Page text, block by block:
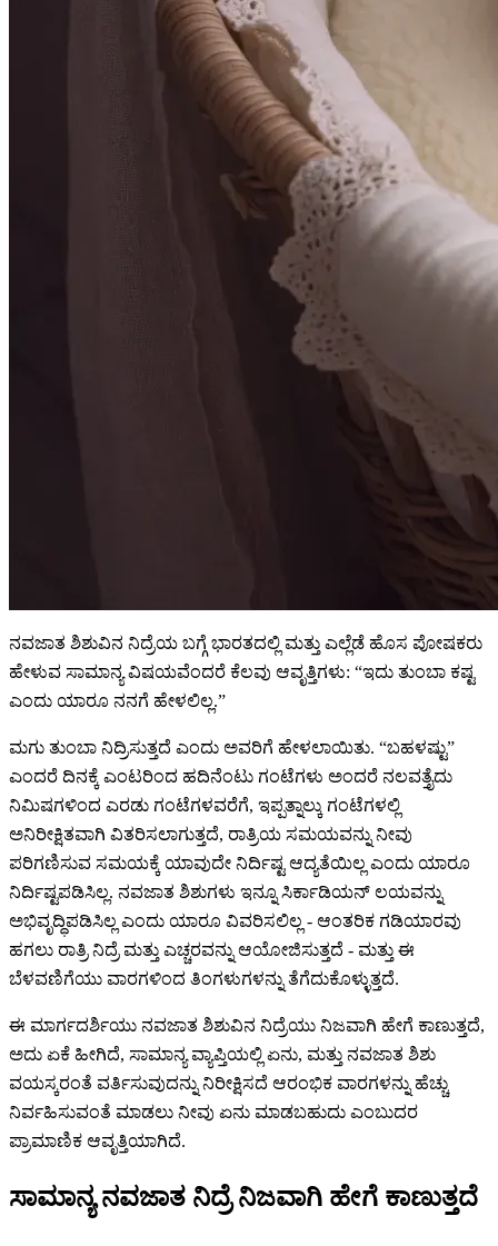
ನವಜಾತ ಶಿಶುವಿನ ನಿದ್ರೆಯ ಬಗ್ಗೆ ಭಾರತದಲ್ಲಿ ಮತ್ತು ಎಲ್ಲೆಡೆ ಹೊಸ ಪೋಷಕರು
ಹೇಳುವ ಸಾಮಾನ್ಯ ವಿಷಯವೆಂದರೆ ಕೆಲವು ಆವೃತ್ತಿಗಳು: “ಇದು ತುಂಬಾ ಕಷ್ಟ
ಎಂದು ಯಾರೂ ನನಗೆ ಹೇಳಲಿಲ್ಲ.”
ಮಗು ತುಂಬಾ ನಿದ್ರಿಸುತ್ತದೆ ಎಂದು ಅವರಿಗೆ ಹೇಳಲಾಯಿತು. “ಬಹಳಷ್ಟು”
ಎಂದರೆ ದಿನಕ್ಕೆ ಎಂಟರಿಂದ ಹದಿನೆಂಟು ಗಂಟೆಗಳು ಅಂದರೆ ನಲವತ್ತೈದು
ನಿಮಿಷಗಳಿಂದ ಎರಡು ಗಂಟೆಗಳವರೆಗೆ, ಇಪ್ಪತ್ನಾಲ್ಕು ಗಂಟೆಗಳಲ್ಲಿ
ಅನಿರೀಕ್ಷಿತವಾಗಿ ವಿತರಿಸಲಾಗುತ್ತದೆ, ರಾತ್ರಿಯ ಸಮಯವನ್ನು ನೀವು
ಪರಿಗಣಿಸುವ ಸಮಯಕ್ಕೆ ಯಾವುದೇ ನಿರ್ದಿಷ್ಟ ಆದ್ಯತೆಯಿಲ್ಲ ಎಂದು ಯಾರೂ
ನಿರ್ದಿಷ್ಟಪಡಿಸಿಲ್ಲ. ನವಜಾತ ಶಿಶುಗಳು ಇನ್ನೂ ಸಿರ್ಕಾಡಿಯನ್ ಲಯವನ್ನು
ಅಭಿವೃದ್ಧಿಪಡಿಸಿಲ್ಲ ಎಂದು ಯಾರೂ ವಿವರಿಸಲಿಲ್ಲ - ಆಂತರಿಕ ಗಡಿಯಾರವು
ಹಗಲು ರಾತ್ರಿ ನಿದ್ರೆ ಮತ್ತು ಎಚ್ಚರವನ್ನು ಆಯೋಜಿಸುತ್ತದೆ - ಮತ್ತು ಈ
ಬೆಳವಣಿಗೆಯು ವಾರಗಳಿಂದ ತಿಂಗಳುಗಳನ್ನು ತೆಗೆದುಕೊಳ್ಳುತ್ತದೆ.
ಈ ಮಾರ್ಗದರ್ಶಿಯು ನವಜಾತ ಶಿಶುವಿನ ನಿದ್ರೆಯು ನಿಜವಾಗಿ ಹೇಗೆ ಕಾಣುತ್ತದೆ,
ಅದು ಏಕೆ ಹೀಗಿದೆ, ಸಾಮಾನ್ಯ ವ್ಯಾಪ್ತಿಯಲ್ಲಿ ಏನು, ಮತ್ತು ನವಜಾತ ಶಿಶು
ವಯಸ್ಕರಂತೆ ವರ್ತಿಸುವುದನ್ನು ನಿರೀಕ್ಷಿಸದೆ ಆರಂಭಿಕ ವಾರಗಳನ್ನು ಹೆಚ್ಚು
ನಿರ್ವಹಿಸುವಂತೆ ಮಾಡಲು ನೀವು ಏನು ಮಾಡಬಹುದು ಎಂಬುದರ
ಪ್ರಾಮಾಣಿಕ ಆವೃತ್ತಿಯಾಗಿದೆ.
ಸಾಮಾನ್ಯ ನವಜಾತ ನಿದ್ರೆ ನಿಜವಾಗಿ ಹೇಗೆ ಕಾಣುತ್ತದೆ